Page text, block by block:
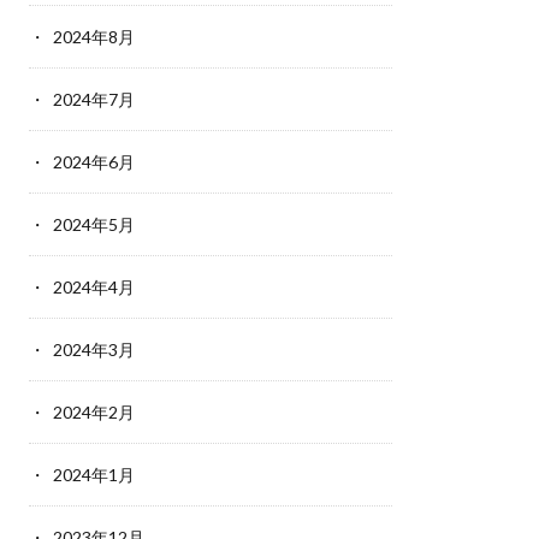
2024年8月
2024年7月
2024年6月
2024年5月
2024年4月
2024年3月
2024年2月
2024年1月